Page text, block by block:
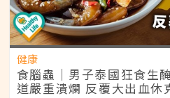
健康
食腦蟲｜男子泰國狂食生
道嚴重潰爛 反覆大出血休